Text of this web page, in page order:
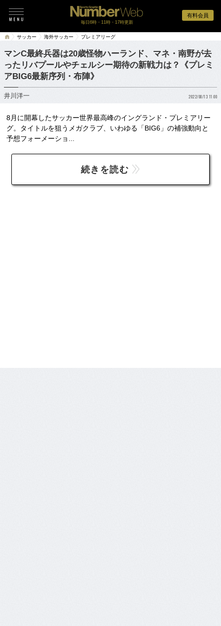
有料会員
毎日6時・11時・17時更新
サッカー 海外サッカー プレミアリーグ
マンC最終兵器は20歳怪物ハーランド、マネ・南野が去
ったリバプールやチェルシー期待の新戦力は？《プレミ
アBIG6最新序列・布陣》
井川洋一 2022/08/13 11:00
8月に開幕したサッカー世界最高峰のイングランド・プレミアリー
グ。タイトルを狙うメガクラブ、いわゆる「BIG6」の補強動向と
予想フォーメーショ...
続きを読む